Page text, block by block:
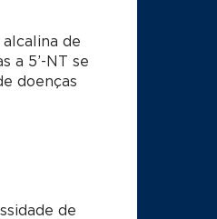
de
a 5’-NT se
doenças
de